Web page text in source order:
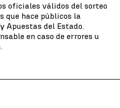
oficiales válidos del sorteo
que hace públicos la
Apuestas del Estado.
en caso de errores u